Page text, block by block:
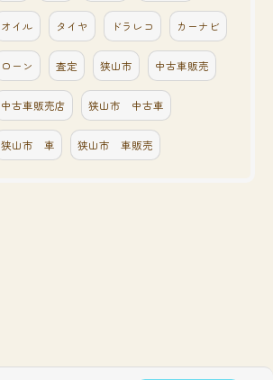
オイル タイヤ ドラレコ カーナビ
ローン 査定 狭山市 中古車販売
中古車販売店 狭山市 中古車
狭山市 車 狭山市 車販売